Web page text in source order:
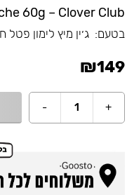
60g – Clover Club
בטעם: ⁠ג׳ין מיץ לימון פטל
₪149
+
1
-